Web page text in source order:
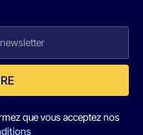
que vous acceptez nos